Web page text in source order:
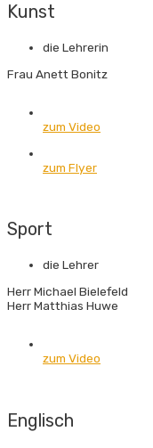
Kunst
die Lehrerin
Frau Anett Bonitz
zum Video
zum Flyer
Sport
die Lehrer
Herr Michael Bielefeld
Herr Matthias Huwe
zum Video
Englisch